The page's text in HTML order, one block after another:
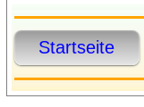
Startseite